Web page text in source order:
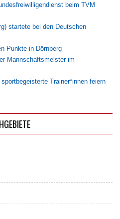
beim TVM
startete bei den Deutschen
Punkte in Dörnberg
Mannschaftsmeister im
Trainer*innen feiern